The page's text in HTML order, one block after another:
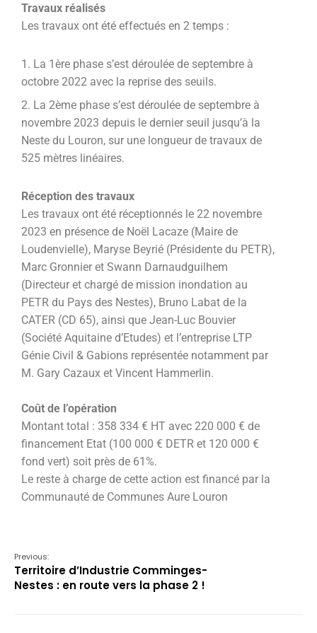
Travaux réalisés
Les travaux ont été effectués en 2 temps :
La 1ère phase s’est déroulée de septembre à
octobre 2022 avec la reprise des seuils.
La 2ème phase s’est déroulée de septembre à
novembre 2023 depuis le dernier seuil jusqu’à la
Neste du Louron, sur une longueur de travaux de
525 mètres linéaires.
Réception des travaux
Les travaux ont été réceptionnés le 22 novembre
2023 en présence de Noël Lacaze (Maire de
Loudenvielle), Maryse Beyrié (Présidente du PETR),
Marc Gronnier et Swann Darnaudguilhem
(Directeur et chargé de mission inondation au
PETR du Pays des Nestes), Bruno Labat de la
CATER (CD 65), ainsi que Jean-Luc Bouvier
(Société Aquitaine d’Etudes) et l’entreprise LTP
Génie Civil & Gabions représentée notamment par
M. Gary Cazaux et Vincent Hammerlin.
Coût de l’opération
Montant total : 358 334 € HT avec 220 000 € de
financement Etat (100 000 € DETR et 120 000 €
fond vert) soit près de 61%.
Le reste à charge de cette action est financé par la
Communauté de Communes Aure Louron
Previous:
Territoire d’Industrie Comminges-
Nestes : en route vers la phase 2 !